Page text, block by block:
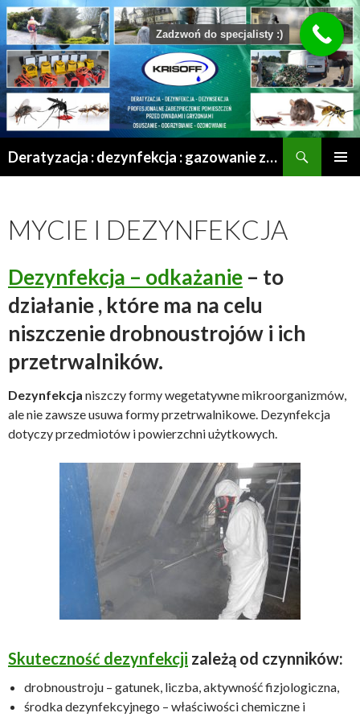
Deratyzacja : dezynfekcja : gazowanie zboża : odgrzybianie : odkomarzanie : osuszanie po zalaniu | Mrągowo – Olsztyn – Szczytno – Ełk – Przasnysz – Grajewo
MYCIE I DEZYNFEKCJA
Dezynfekcja – odkażanie – to
działanie , które ma na celu
niszczenie drobnoustrojów i ich
przetrwalników.
Dezynfekcja niszczy formy wegetatywne mikroorganizmów,
ale nie zawsze usuwa formy przetrwalnikowe. Dezynfekcja
dotyczy przedmiotów i powierzchni użytkowych.
Skuteczność dezynfekcji zależą od czynników:
drobnoustroju – gatunek, liczba, aktywność fizjologiczna,
środka dezynfekcyjnego – właściwości chemiczne i
Zadzwoń do specjalisty :)